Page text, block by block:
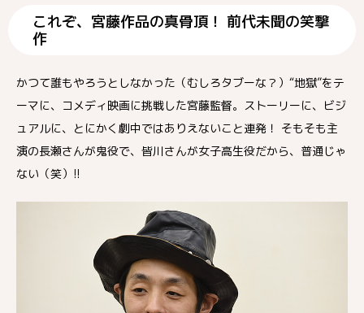
これぞ、宮藤作品の真骨頂！ 前代未聞の笑撃
作
かつて誰もやろうとしなかった（むしろタブーな？）“地獄”をテ
ーマに、コメディ映画に挑戦した宮藤監督。ストーリーに、ビジ
ュアルに、とにかく劇中ではありえないこと連発！ そもそも主
演の長瀬さんが鬼役で、皆川さんが女子高生役だから、普通じゃ
ない（笑）!!